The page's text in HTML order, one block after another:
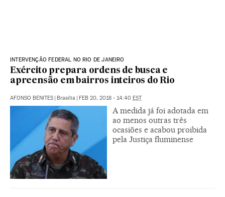
INTERVENÇÃO FEDERAL NO RIO DE JANEIRO
Exército prepara ordens de busca e
apreensão em bairros inteiros do Rio
AFONSO BENITES | Brasília | FEB 20, 2018 - 14:40 EST
A medida já foi adotada em
ao menos outras três
ocasiões e acabou proibida
pela Justiça fluminense